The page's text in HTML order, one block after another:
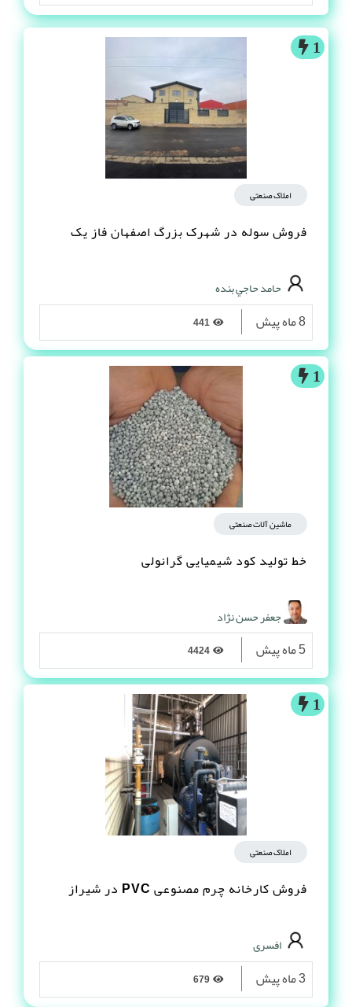
1
املاک صنعتی
فروش سوله در شهرک بزرگ اصفهان فاز یک
حامد حاجي بنده
8 ماه پیش
1
ماشین آلات صنعتی
خط تولید کود شیمیایی گرانولی
جعفر حسن نژاد
5 ماه پیش
1
املاک صنعتی
فروش کارخانه چرم مصنوعى PVC در شیراز
افسری
3 ماه پیش